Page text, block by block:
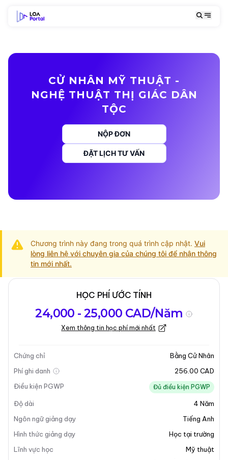
CỬ NHÂN MỸ THUẬT -
NGHỆ THUẬT THỊ GIÁC DÂN
TỘC
NỘP ĐƠN
ĐẶT LỊCH TƯ VẤN
Chương trình này đang trong quá trình cập nhật. Vui
lòng liên hệ với chuyên gia của chúng tôi để nhận thông
tin mới nhất.
chương trình
Học
Kỳ nhập học
Cập nhật lần cuối vào 13-05-2025
Tổng quan về chương trình
HỌC PHÍ ƯỚC TÍNH
24,000 - 25,000 CAD/Năm
Xem thông tin học phí mới nhất
Chứng chỉ
Bằng Cử Nhân
Phí ghi danh
256.00 CAD
Điều kiện PGWP
Đủ điều kiện PGWP
Độ dài 4 Năm
Ngôn ngữ giảng dạy
Tiếng Anh
Hình thức giảng dạy
Học tại trường
Lĩnh vực học
Mỹ thuật